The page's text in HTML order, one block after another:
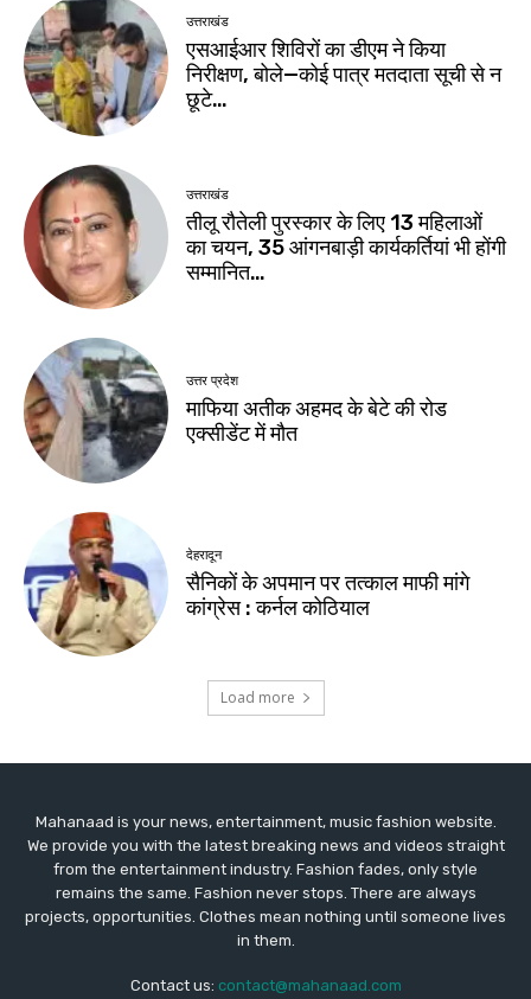
Mahanaad is your news, entertainment, music fashion website.
We provide you with the latest breaking news and videos straight
from the entertainment industry. Fashion fades, only style
remains the same. Fashion never stops. There are always
projects, opportunities. Clothes mean nothing until someone lives
in them.
Contact us: contact@mahanaad.com